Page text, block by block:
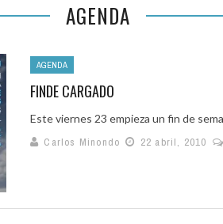
AGENDA
AGENDA
FINDE CARGADO
Este viernes 23 empieza un fin de
Carlos Minondo
22 abril, 2010